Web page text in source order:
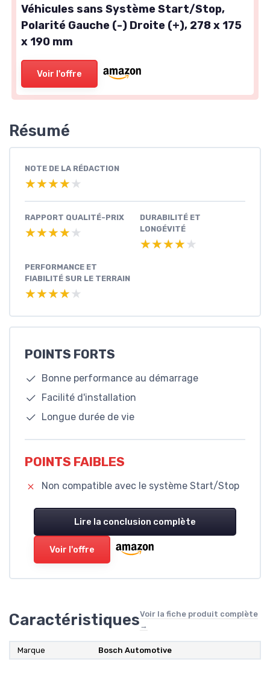
Véhicules sans Système Start/Stop,
Polarité Gauche (-) Droite (+), 278 x 175
x 190 mm
Voir l'offre
Résumé
NOTE DE LA RÉDACTION
★★★★★
★★★★★
RAPPORT QUALITÉ-PRIX
★★★★★
★★★★★
DURABILITÉ ET
LONGÉVITÉ
★★★★★
★★★★★
PERFORMANCE ET
FIABILITÉ SUR LE TERRAIN
★★★★★
★★★★★
POINTS FORTS
Bonne performance au démarrage
Facilité d'installation
Longue durée de vie
POINTS FAIBLES
Non compatible avec le système Start/Stop
Lire la conclusion complète
Voir l'offre
CaractéristiquesVoir la fiche produit complète
→
Marque ‎Bosch Automotive